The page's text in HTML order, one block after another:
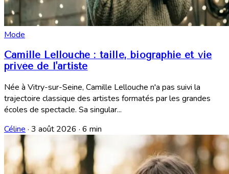
Mode
Camille Lellouche : taille, biographie et vie
privée de l'artiste
Née à Vitry-sur-Seine, Camille Lellouche n'a pas suivi la
trajectoire classique des artistes formatés par les grandes
écoles de spectacle. Sa singular...
Céline · 3 août 2026 · 6 min